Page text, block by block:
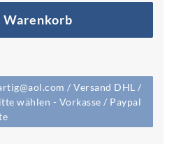
Warenkorb
/ Versand DHL /
wählen - Vorkasse / Paypal